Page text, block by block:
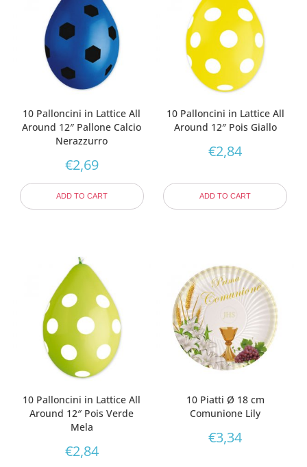
10 Palloncini in Lattice All
Around 12″ Pallone Calcio
Nerazzurro
€2,69
ADD TO CART
10 Palloncini in Lattice All
Around 12″ Pois Giallo
€2,84
ADD TO CART
10 Palloncini in Lattice All
Around 12″ Pois Verde
Mela
€2,84
10 Piatti Ø 18 cm
Comunione Lily
€3,34